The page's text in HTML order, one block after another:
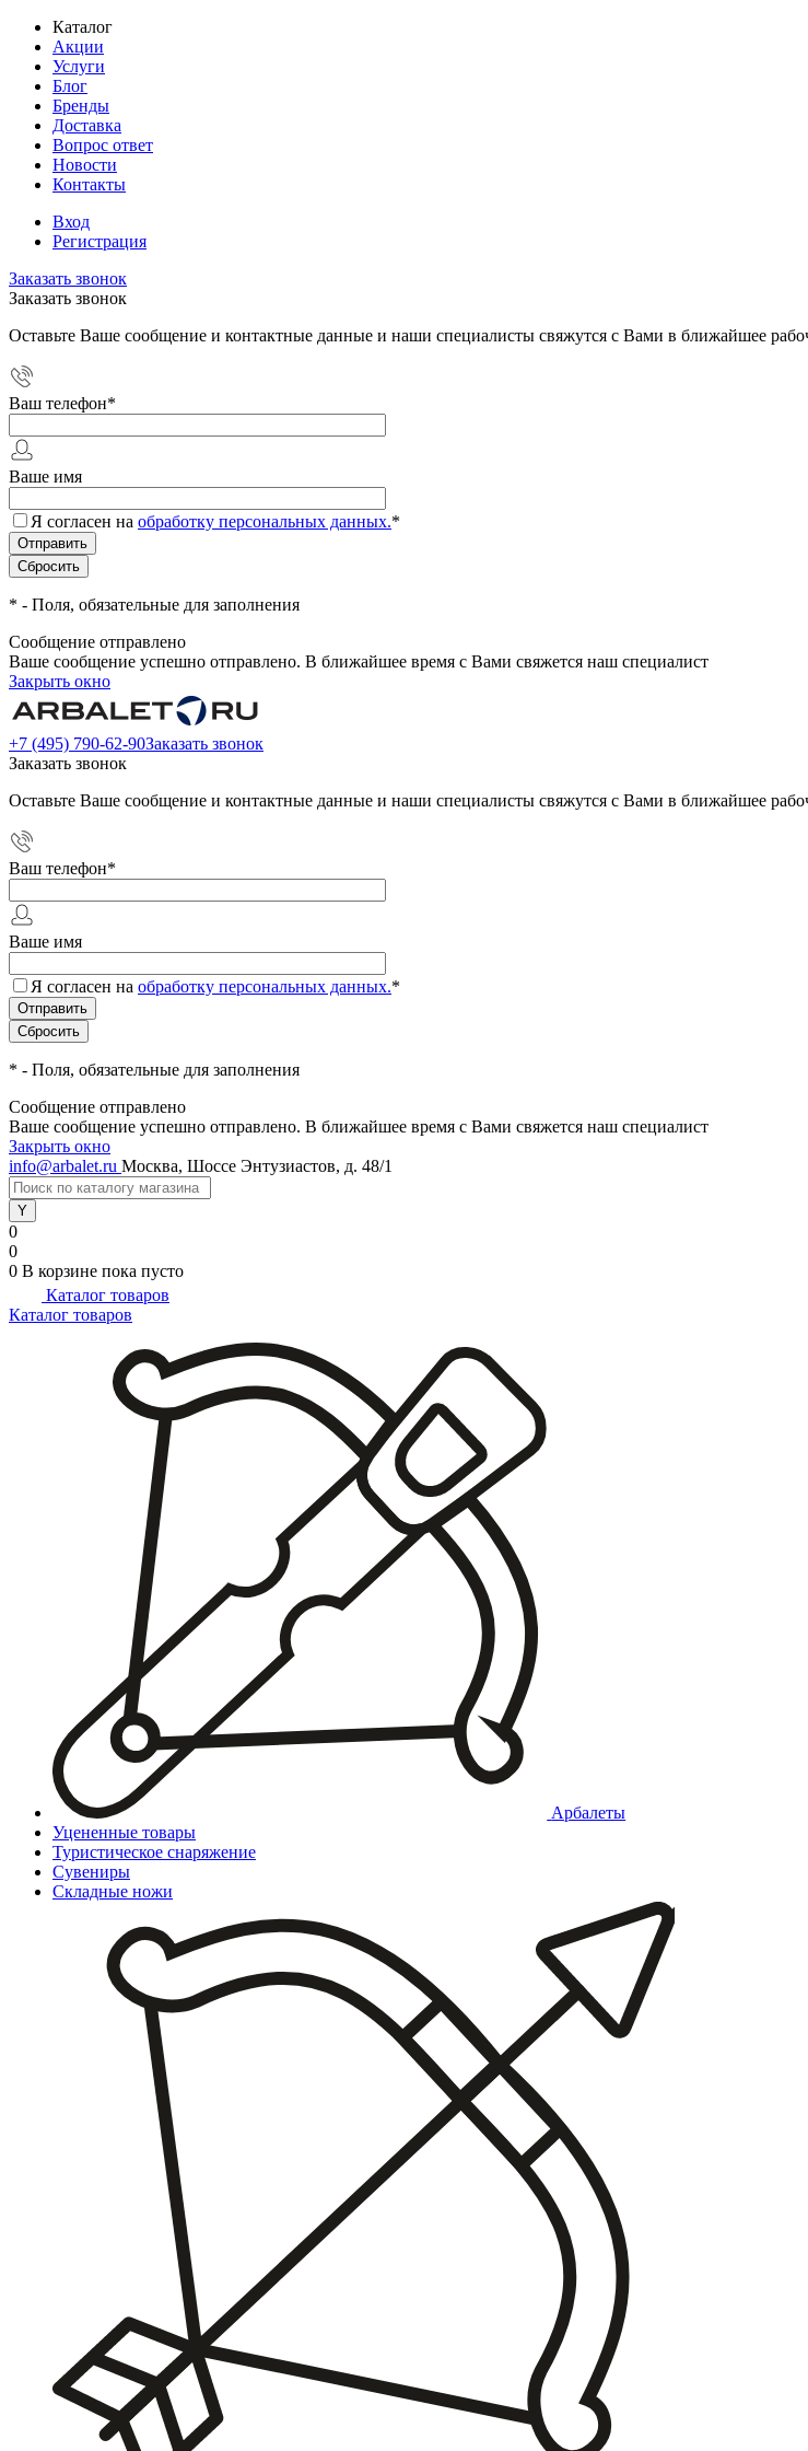
Каталог
Акции
Услуги
Блог
Бренды
Доставка
Вопрос ответ
Новости
Контакты
Вход
Регистрация
Заказать звонок
Заказать звонок
Оставьте Ваше сообщение и контактные данные и наши специалисты свяжутся с Вами в ближайшее
Ваш телефон*
Ваше имя
Я согласен на обработку персональных данных.*
* - Поля, обязательные для заполнения
Сообщение отправлено
Ваше сообщение успешно отправлено. В ближайшее время с Вами свяжется наш специалист
Закрыть окно
+7 (495) 790-62-90Заказать звонок
Заказать звонок
Оставьте Ваше сообщение и контактные данные и наши специалисты свяжутся с Вами в ближайшее
Ваш телефон*
Ваше имя
Я согласен на обработку персональных данных.*
* - Поля, обязательные для заполнения
Сообщение отправлено
Ваше сообщение успешно отправлено. В ближайшее время с Вами свяжется наш специалист
Закрыть окно
info@arbalet.ru Москва, Шоссе Энтузиастов, д. 48/1
0
0
0 В корзине пока пусто
Каталог товаров
Каталог товаров
Арбалеты
Уцененные товары
Туристическое снаряжение
Сувениры
Складные ножи